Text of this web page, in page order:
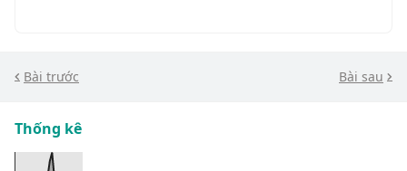
Bài trước Bài sau
Thống kê